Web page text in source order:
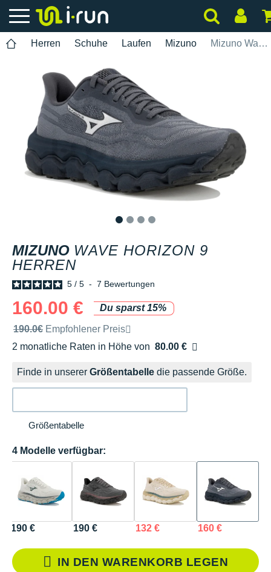
Herren Schuhe Laufen Mizuno Mizuno Wave Horizon 9 Herren
MIZUNO WAVE HORIZON 9
HERREN
5 / 5 - 7 Bewertungen
160.00 €
Du sparst 15%
Unverbindliche Preisempfehlung der Marke
190.0€ Empfohlener Preis
2 monatliche Raten in Höhe von 80.00 €
Ohne Zusatzkosten
Finde in unserer Größentabelle die passende Größe.
Größentabelle
4 Modelle verfügbar:
190 € 190 € 132 € 160 €
IN DEN WARENKORB LEGEN